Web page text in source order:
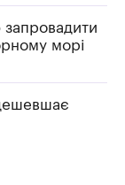
запровадити
морі